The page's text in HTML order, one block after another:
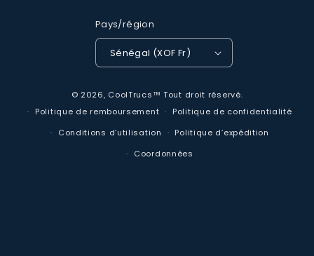
Pays/région
Sénégal (XOF Fr)
de
© 2026, CoolTrucs™ Tout droit réservé.
Politique de remboursement
Politique de confidentialité
Conditions d’utilisation
Politique d’expédition
Coordonnées